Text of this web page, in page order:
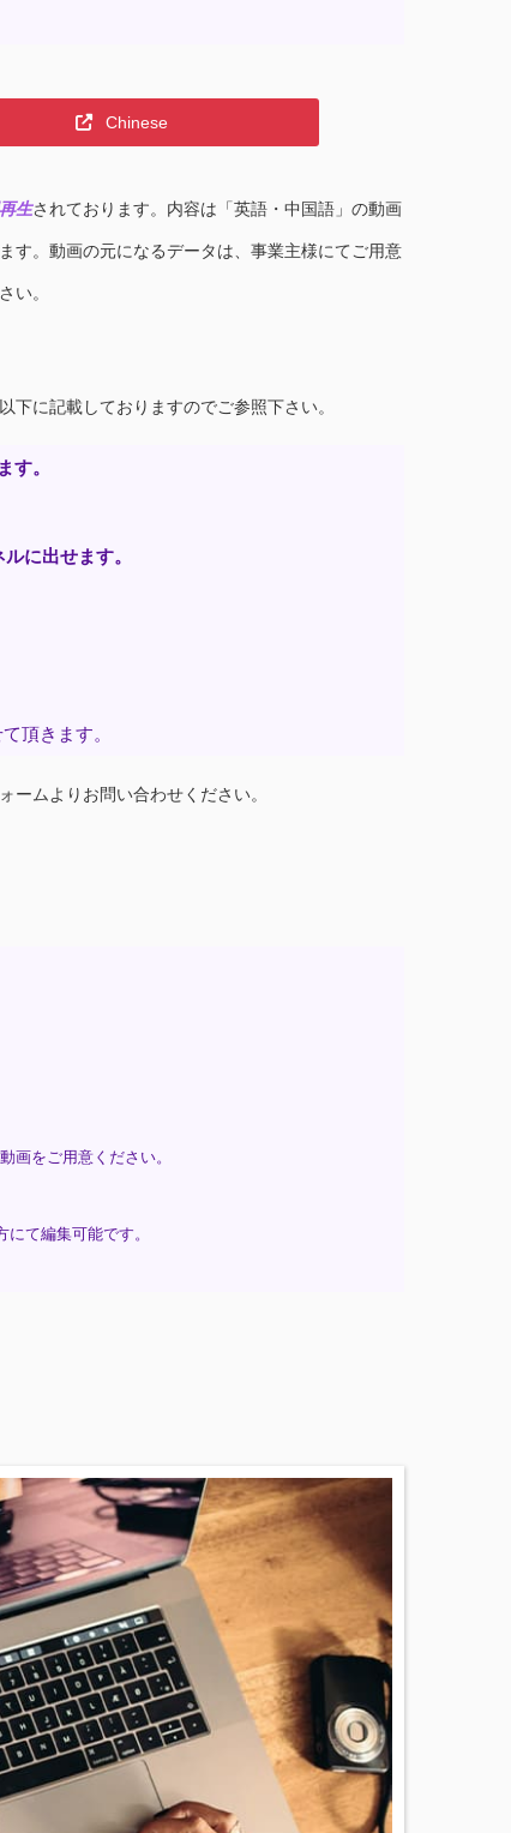
Chinese
生されております。内容は「英語・中国語」の動画
す。動画の元になるデータは、事業主様にてご用意
い。
に記載しておりますのでご参照下さい。
す。
に出せます。
頂きます。
ムよりお問い合わせください。
画をご用意ください。
て編集可能です。